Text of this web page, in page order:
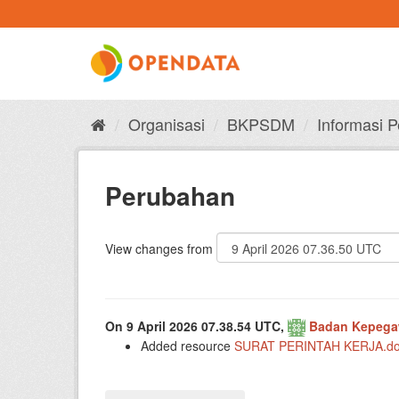
to
Organisasi BKPSDM Informasi
Perubahan
View changes from
On 9 April 2026 07.38.54 UTC,
Badan
Added resource SURAT PERINTAH